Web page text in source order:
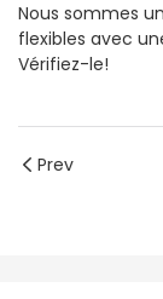
Nous sommes
flexibles avec
Vérifiez-le!
Prev